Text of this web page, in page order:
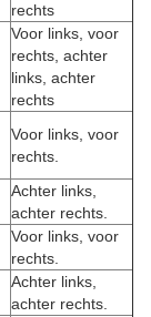
rechts
Voor links, voor
rechts, achter
links, achter
rechts
Voor links, voor
rechts.
Achter links,
achter rechts.
Voor links, voor
rechts.
Achter links,
achter rechts.